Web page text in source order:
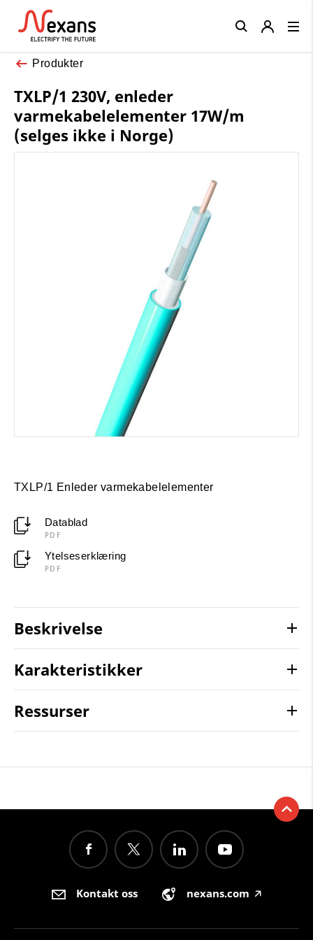
Produkter
TXLP/1 230V, enleder
varmekabelelementer 17W/m
(selges ikke i Norge)
TXLP/1 Enleder varmekabelelementer
Datablad
PDF
Ytelseserklæring
PDF
Beskrivelse
Karakteristikker
Ressurser
Close
Kontakt oss nexans.com 🡥